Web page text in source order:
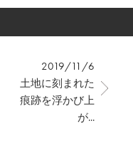
2019/11/6
土地に刻まれた
痕跡を浮かび上
が...